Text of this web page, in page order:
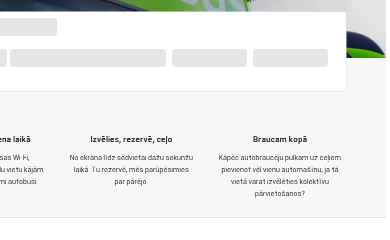
laikā
Wi-Fi,
vietu kājām.
autobusi.
Izvēlies, rezervē, ceļo
No ekrāna līdz sēdvietai dažu sekunžu
laikā. Tu rezervē, mēs parūpēsimies
par pārējo.
Braucam kopā
Kāpēc autobraucēju pulkam uz ceļiem
pievienot vēl vienu automašīnu, ja tā
vietā varat izvēlēties kolektīvu
pārvietošanos?